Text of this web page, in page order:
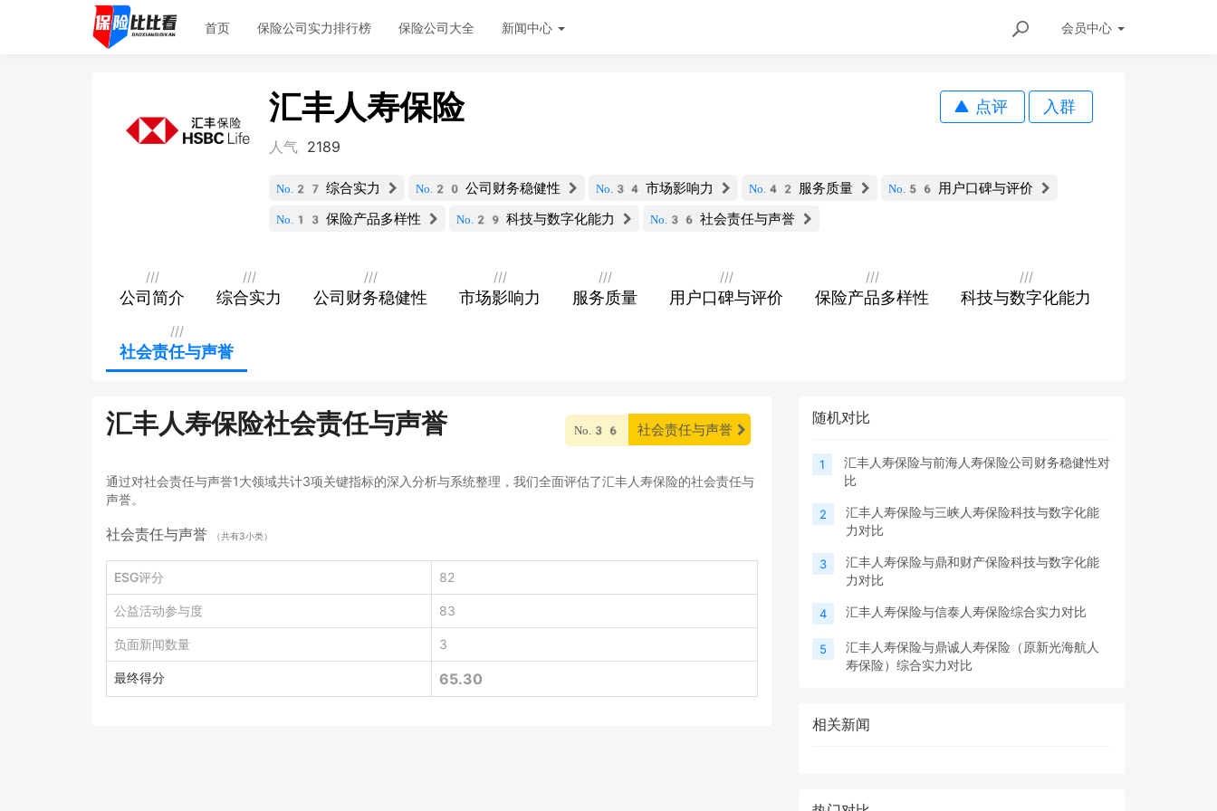
会员中心
首页 保险公司实力排行榜 保险公司大全 新闻中心
汇丰人寿保险 点评 入群
人气 2189
No.27 综合实力 No.20 公司财务稳健性 No.34 市场影响力 No.42 服务质量 No.56 用户口碑与评价
No.13 保险产品多样性 No.29 科技与数字化能力 No.36 社会责任与声誉
///
公司简介
///
综合实力
///
公司财务稳健性
///
市场影响力
///
服务质量
///
用户口碑与评价
///
保险产品多样性
///
科技与数字化能力
///
社会责任与声誉
汇丰人寿保险社会责任与声誉 No.36 社会责任与声誉
通过对社会责任与声誉1大领域共计3项关键指标的深入分析与系统整理，我们全面评估了汇丰人寿保险的社会责任与
声誉。
社会责任与声誉 （共有3小类）
ESG评分 82
公益活动参与度 83
负面新闻数量 3
最终得分 65.30
随机对比
1
汇丰人寿保险与前海人寿保险公司财务稳健性对
比
2
汇丰人寿保险与三峡人寿保险科技与数字化能
力对比
3
汇丰人寿保险与鼎和财产保险科技与数字化能
力对比
4 汇丰人寿保险与信泰人寿保险综合实力对比
5
汇丰人寿保险与鼎诚人寿保险（原新光海航人
寿保险）综合实力对比
相关新闻